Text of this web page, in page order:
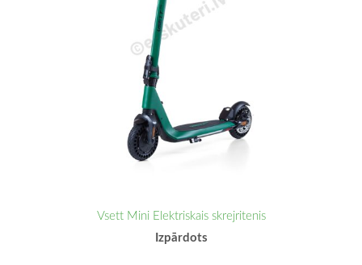
Vsett Mini Elektriskais skrejritenis
Izpārdots